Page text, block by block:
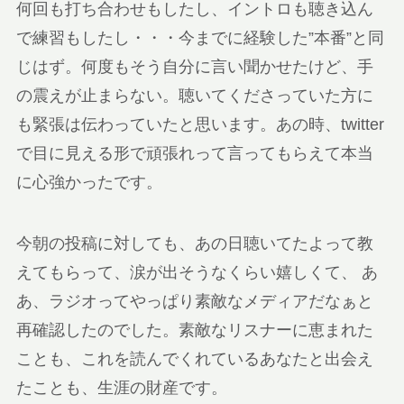
何回も打ち合わせもしたし、イントロも聴き込ん
で練習もしたし・・・今までに経験した”本番”と同
じはず。何度もそう自分に言い聞かせたけど、手
の震えが止まらない。聴いてくださっていた方に
も緊張は伝わっていたと思います。あの時、twitter
で目に見える形で頑張れって言ってもらえて本当
に心強かったです。
今朝の投稿に対しても、あの日聴いてたよって教
えてもらって、涙が出そうなくらい嬉しくて、 あ
あ、ラジオってやっぱり素敵なメディアだなぁと
再確認したのでした。素敵なリスナーに恵まれた
ことも、これを読んでくれているあなたと出会え
たことも、生涯の財産です。